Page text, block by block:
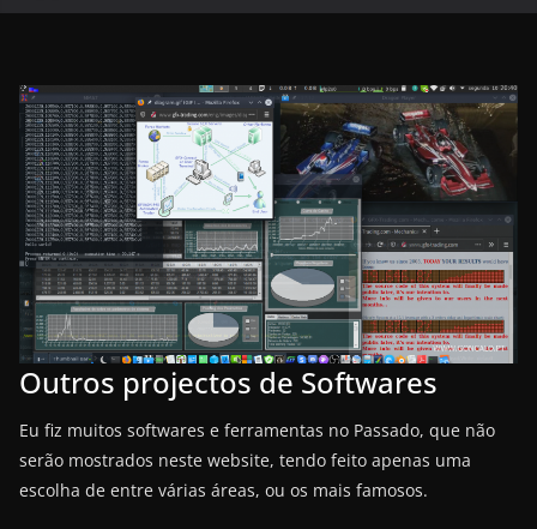
Outros projectos de Softwares
Eu fiz muitos softwares e ferramentas no Passado, que não
serão mostrados neste website, tendo feito apenas uma
escolha de entre várias áreas, ou os mais famosos.